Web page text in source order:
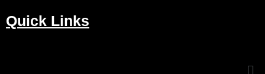
Quick Links